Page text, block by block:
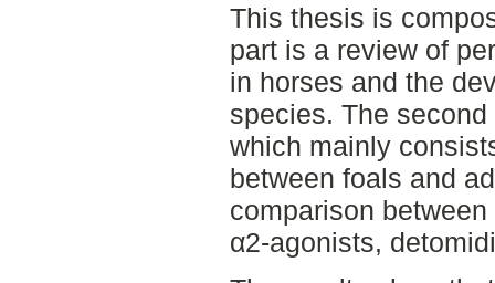
This thesis is
part is a review of
in horses and the
species. The
which mainly
between foals and
comparison
α2-agonists,